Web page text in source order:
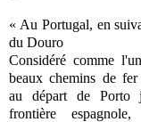
« Au Portugal, en
du Douro
Considéré comme
beaux chemins de fer
au départ de Porto
frontière